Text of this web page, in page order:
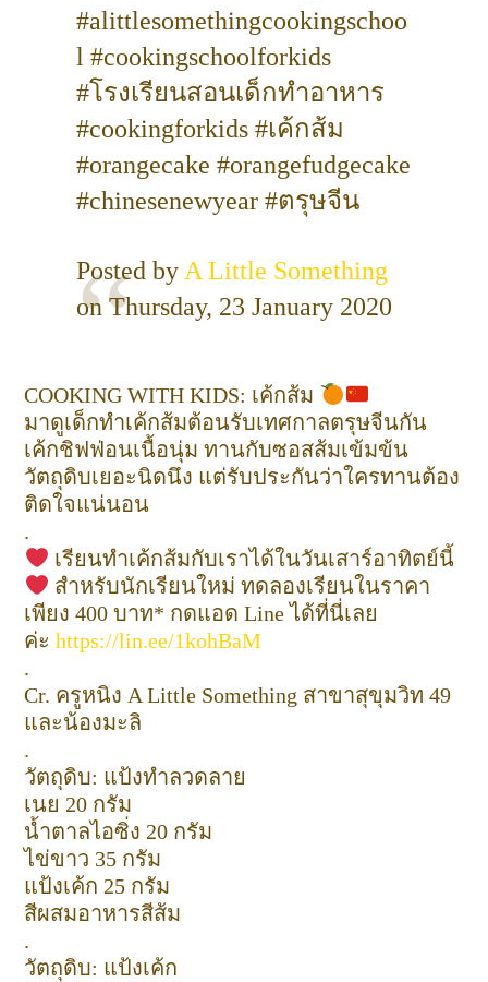
#alittlesomethingcookingschoo
l #cookingschoolforkids
#โรงเรียนสอนเด็กทำอาหาร
#cookingforkids #เค้กส้ม
#orangecake #orangefudgecake
#chinesenewyear #ตรุษจีน
Posted by A Little Something
on Thursday, 23 January 2020
COOKING WITH KIDS: เค้กส้ม
มาดูเด็กทำเค้กส้มต้อนรับเทศกาลตรุษจีนกัน
เค้กชิฟฟ่อนเนื้อนุ่ม ทานกับซอสส้มเข้มข้น
วัตถุดิบเยอะนิดนึง แต่รับประกันว่าใครทานต้อง
ติดใจแน่นอน
.
เรียนทำเค้กส้มกับเราได้ในวันเสาร์อาทิตย์นี้
สำหรับนักเรียนใหม่ ทดลองเรียนในราคา
เพียง 400 บาท* กดแอด Line ได้ที่นี่เลย
ค่ะhttps://lin.ee/1kohBaM
.
Cr. ครูหนิง A Little Something สาขาสุขุมวิท 49
และน้องมะลิ
.
วัตถุดิบ: แป้งทำลวดลาย
เนย 20 กรัม
น้ำตาลไอซิ่ง 20 กรัม
ไข่ขาว 35 กรัม
แป้งเค้ก 25 กรัม
สีผสมอาหารสีส้ม
.
วัตถุดิบ: แป้งเค้ก